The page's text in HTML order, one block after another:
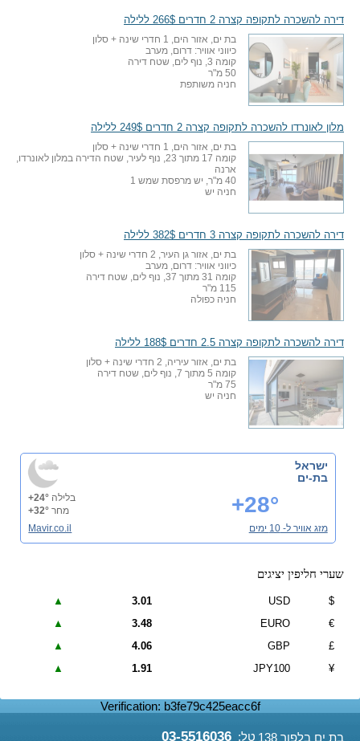
בת ים בלפור 138 טל: 03-5516036
דירה להשכרה לתקופה קצרה 2 חדרים 266$ ללילה
בת ים, אזור הים, 1 חדרי שינה + סלון
כיווני אוויר: דרום, מערב
קומה 3, נוף לים, שטח דירה
50 מ"ר
חניה משותפת
מלון לאונרדו להשכרה לתקופה קצרה 2 חדרים 249$ ללילה
בת ים, אזור הים, 1 חדרי שינה + סלון
קומה 17 מתוך 23, נוף לעיר, שטח הדירה במלון לאונרדו,
ארנה
40 מ"ר, יש מרפסת שמש 1
חניה יש
דירה להשכרה לתקופה קצרה 3 חדרים 382$ ללילה
בת ים, אזור גן העיר, 2 חדרי שינה + סלון
כיווני אוויר: דרום, מערב
קומה 31 מתוך 37, נוף לים, שטח דירה
115 מ"ר
חניה כפולה
דירה להשכרה לתקופה קצרה 2.5 חדרים 188$ ללילה
בת ים, אזור עיריה, 2 חדרי שינה + סלון
קומה 5 מתוך 7, נוף לים, שטח דירה
75 מ"ר
חניה יש
ישראל
בת-ים
+28° בלילה +24°
מחר +32°
מזג אוויר ל- 10 ימים
Mavir.co.il
שערי חליפין יציגים
$
USD
3.01
▲
€
EURO
3.48
▲
£
GBP
4.06
▲
¥
JPY100
1.91
▲
Verification: b3fe79c425eacc6f